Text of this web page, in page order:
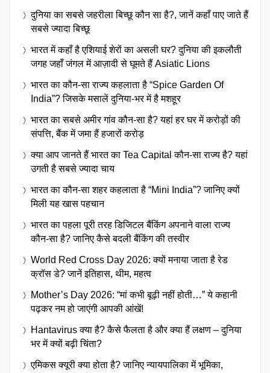
दुनिया का सबसे जहरीला बिच्छू कौन सा है?, जानें कहाँ पाए जाते हैं
सबसे ज्यादा बिच्छू
भारत में कहाँ है एशियाई शेरों का असली घर? दुनिया की इकलौती
जगह जहाँ जंगल में आज़ादी से घूमते हैं Asiatic Lions
भारत का कौन-सा राज्य कहलाता है “Spice Garden Of
India”? जिसके मसालें दुनिया-भर में है मशहूर
भारत का सबसे अमीर गांव कौन-सा है? यहां हर घर में करोड़ों की
संपत्ति, बैंक में जमा हैं हजारों करोड़
क्या आप जानते हैं भारत का Tea Capital कौन-सा राज्य है? यहां
उगती है सबसे ज्यादा चाय
भारत का कौन-सा शहर कहलाता है “Mini India”? जानिए क्यों
मिली यह खास पहचान
भारत का पहला पूरी तरह डिजिटल बैंकिंग अपनाने वाला राज्य
कौन-सा है? जानिए कैसे बदली बैंकिंग की तस्वीर
World Red Cross Day 2026: क्यों मनाया जाता है रेड
क्रॉस डे? जानें इतिहास, थीम, महत्व
Mother’s Day 2026: “मां कभी बूढ़ी नहीं होती…” ये कहानी
पढ़कर नम हो जाएंगी आपकी आंखें!
Hantavirus क्या है? कैसे फैलता है और क्या हैं लक्षण – दुनिया
भर में क्यों बढ़ी चिंता?
एमिकस क्यूरी क्या होता है? जानिए न्यायपालिका में भूमिका,